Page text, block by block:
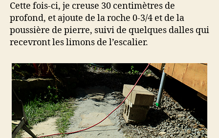
Cette fois-ci, je creuse 30 centimètres de
profond, et ajoute de la roche 0-3/4 et de la
poussière de pierre, suivi de quelques dalles qui
recevront les limons de l’escalier.